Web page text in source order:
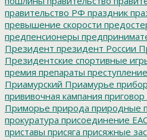
правительство РФ праздник
превышение скорости
предпенсионеры
Президент президент России
Президентские спортивные
премия препараты преступление
Приамурский Приамурье
прививочная кампания приговор
Приморье природа природные
прокуратура присоединение
приставы присяга присяжные